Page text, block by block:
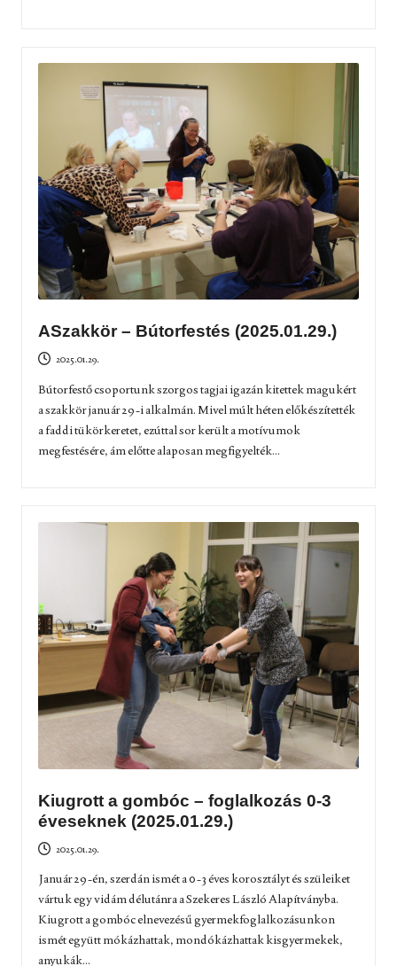
ASzakkör – Bútorfestés (2025.01.29.)
2025.01.29.
Bútorfestő csoportunk szorgos tagjai igazán kitettek magukért
a szakkör január 29-i alkalmán. Mivel múlt héten előkészítették
a faddi tükörkeretet, ezúttal sor került a motívumok
megfestésére, ám előtte alaposan megfigyelték...
Kiugrott a gombóc – foglalkozás 0-3
éveseknek (2025.01.29.)
2025.01.29.
Január 29-én, szerdán ismét a 0-3 éves korosztályt és szüleiket
vártuk egy vidám délutánra a Szekeres László Alapítványba.
Kiugrott a gombóc elnevezésű gyermekfoglalkozásunkon
ismét együtt mókázhattak, mondókázhattak kisgyermekek,
anyukák...